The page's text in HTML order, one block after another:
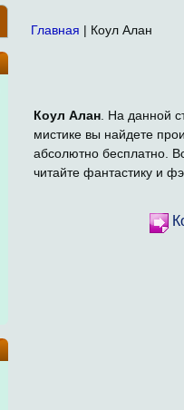
Главная | Коул Алан
Коул Алан . На данной
мистике вы найдете
абсолютно бесплатно.
читайте фантастику и